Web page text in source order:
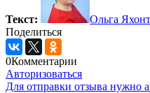
Текст:
Ольга
Поделиться
0Комментарии
Авторизоваться
Для отправки отзыва нужно